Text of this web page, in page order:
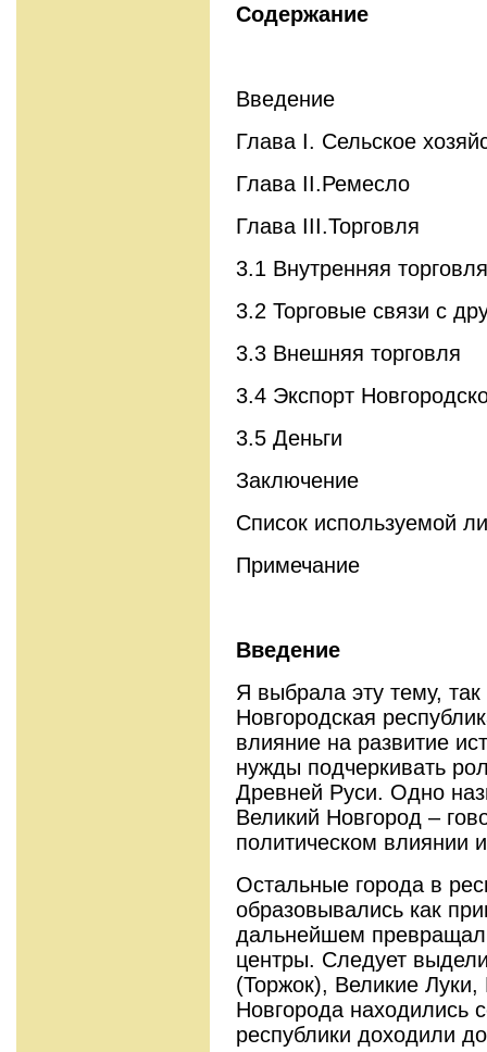
Содержание
Введение
Глава I. Сельское
Глава II.Ремесло
Глава III.Торговля
3.1 Внутренняя торговля
3.2 Торговые связи с
3.3 Внешняя торговля
3.4 Экспорт
3.5 Деньги
Заключение
Список используемой
Примечание
Введение
Я выбрала эту тему, так
Новгородская
влияние на развитие
нужды подчеркивать
Древней Руси. Одно
Великий Новгород –
политическом влиянии
Остальные города в
образовывались как
дальнейшем
центры. Следует
(Торжок), Великие
Новгорода находились
республики доходили